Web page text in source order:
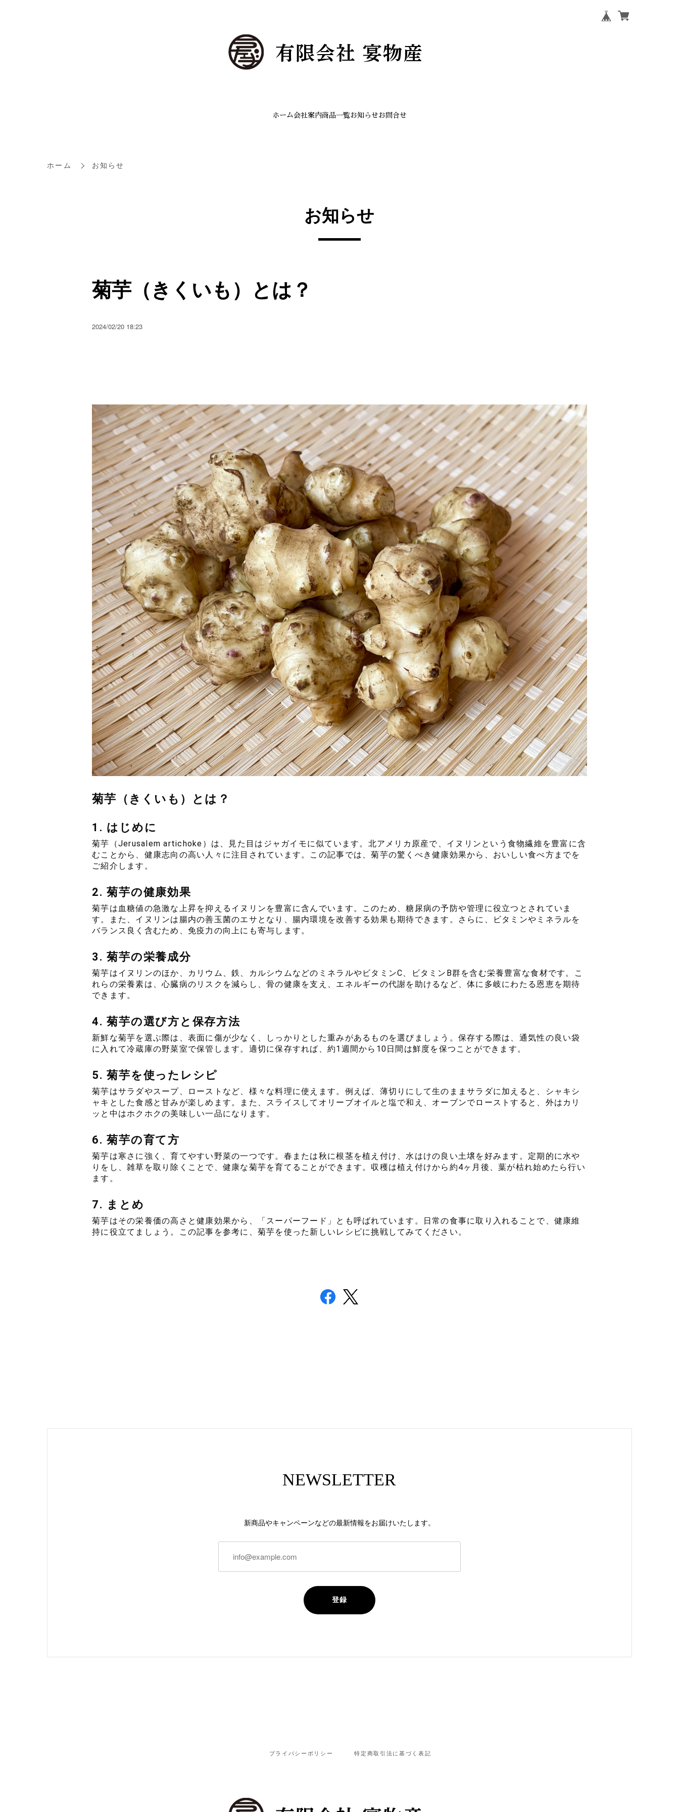
ホーム会社案内商品一覧お知らせお問合せ
ホーム お知らせ
お知らせ
菊芋（きくいも）とは？
2024/02/20 18:23
菊芋（きくいも）とは？
1. はじめに
菊芋（Jerusalem artichoke）は、見た目はジャガイモに似ています。北アメリカ原産で、イヌリンという食物繊維を豊富に含
むことから、健康志向の高い人々に注目されています。この記事では、菊芋の驚くべき健康効果から、おいしい食べ方までを
ご紹介します。
2. 菊芋の健康効果
菊芋は血糖値の急激な上昇を抑えるイヌリンを豊富に含んでいます。このため、糖尿病の予防や管理に役立つとされていま
す。また、イヌリンは腸内の善玉菌のエサとなり、腸内環境を改善する効果も期待できます。さらに、ビタミンやミネラルを
バランス良く含むため、免疫力の向上にも寄与します。
3. 菊芋の栄養成分
菊芋はイヌリンのほか、カリウム、鉄、カルシウムなどのミネラルやビタミンC、ビタミンB群を含む栄養豊富な食材です。こ
れらの栄養素は、心臓病のリスクを減らし、骨の健康を支え、エネルギーの代謝を助けるなど、体に多岐にわたる恩恵を期待
できます。
4. 菊芋の選び方と保存方法
新鮮な菊芋を選ぶ際は、表面に傷が少なく、しっかりとした重みがあるものを選びましょう。保存する際は、通気性の良い袋
に入れて冷蔵庫の野菜室で保管します。適切に保存すれば、約1週間から10日間は鮮度を保つことができます。
5. 菊芋を使ったレシピ
菊芋はサラダやスープ、ローストなど、様々な料理に使えます。例えば、薄切りにして生のままサラダに加えると、シャキシ
ャキとした食感と甘みが楽しめます。また、スライスしてオリーブオイルと塩で和え、オーブンでローストすると、外はカリ
ッと中はホクホクの美味しい一品になります。
6. 菊芋の育て方
菊芋は寒さに強く、育てやすい野菜の一つです。春または秋に根茎を植え付け、水はけの良い土壌を好みます。定期的に水や
りをし、雑草を取り除くことで、健康な菊芋を育てることができます。収穫は植え付けから約4ヶ月後、葉が枯れ始めたら行い
ます。
7. まとめ
菊芋はその栄養価の高さと健康効果から、「スーパーフード」とも呼ばれています。日常の食事に取り入れることで、健康維
持に役立てましょう。この記事を参考に、菊芋を使った新しいレシピに挑戦してみてください。
NEWSLETTER
新商品やキャンペーンなどの最新情報をお届けいたします。
登録
プライバシーポリシー 特定商取引法に基づく表記